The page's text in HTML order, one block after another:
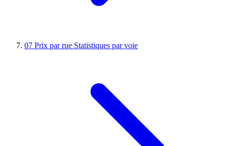
07 Prix par rue Statistiques par voie